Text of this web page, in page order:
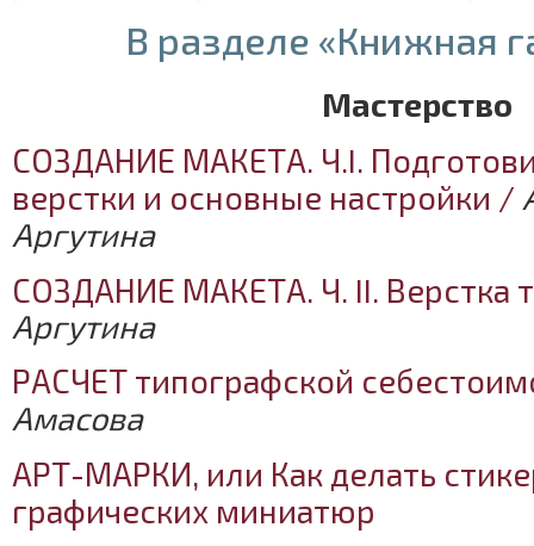
В разделе «Книжная
Мастерство
СОЗДАНИЕ МАКЕТА. Ч.I.
верстки и основные настройки /
Аргутина
СОЗДАНИЕ МАКЕТА. Ч. II. Верстка
Аргутина
РАСЧЕТ типографской
Амасова
АРТ-МАРКИ, или Как делать
графических миниатюр